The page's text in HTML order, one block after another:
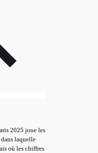
2025 joue les
laquelle
où les chiffres